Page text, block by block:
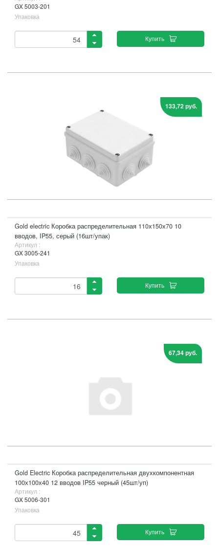
GX 5003-201
Упаковка
Купить
133,72 руб.
Gold electric Коробка распределительная 110х150х70 10
вводов, IP55, серый (16шт/упак)
Артикул :
GX 3005-241
Упаковка
Купить
67,34 руб.
Gold Electric Коробка распределительная двухкомпонентная
100х100х40 12 вводов IP55 черный (45шт/уп)
Артикул :
GX 5006-301
Упаковка
Купить